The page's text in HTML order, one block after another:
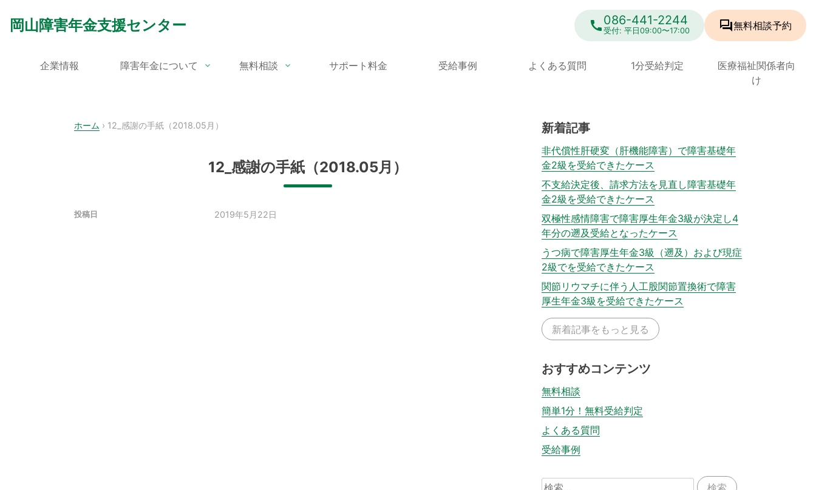
content
岡山障害年金支援センター call086-441-2244
受付: 平日09:00〜17:00 forum無料相談予約
企業情報 障害年金について 無料相談 サポート料金 受給事例 よくある質問 1分受給判定
医療福祉関係者向
け
ホーム › 12_感謝の手紙（2018.05月）
12_感謝の手紙（2018.05月）
投稿日 2019年5月22日
新着記事
非代償性肝硬変（肝機能障害）で障害基礎年
金2級を受給できたケース
不支給決定後、請求方法を見直し障害基礎年
金2級を受給できたケース
双極性感情障害で障害厚生年金3級が決定し4
年分の遡及受給となったケース
うつ病で障害厚生年金3級（遡及）および現症
2級でを受給できたケース
関節リウマチに伴う人工股関節置換術で障害
厚生年金3級を受給できたケース
新着記事をもっと見る
おすすめコンテンツ
無料相談
簡単1分！無料受給判定
よくある質問
受給事例
検